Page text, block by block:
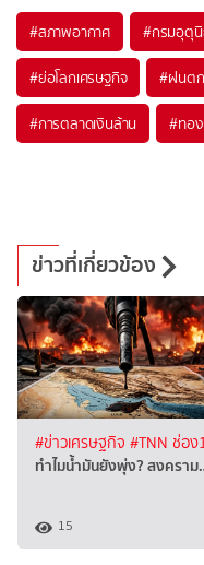
#สภาพอากาศ #กรมอุตุ
#ย่อโลกเศรษฐกิจ #ฝนตก
#การตลาดเงินล้าน #ทอ
ข่าวที่เกี่ยวข้อง
#ข่าวเศรษฐกิจ #TNN ช่อง
ทำไมน้ำมันยังพุ่ง? สงครา
15